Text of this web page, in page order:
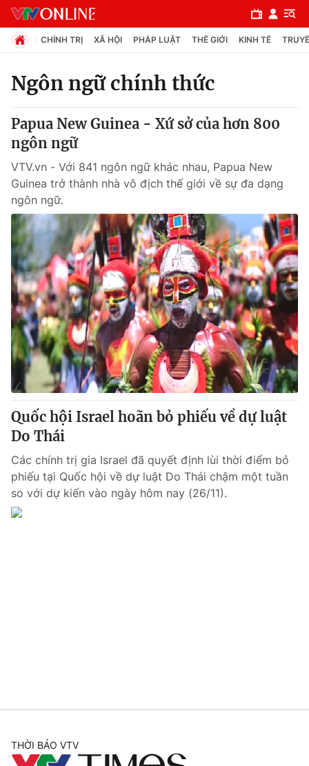
Chuyên mục
Chính trị
Xã hội
Pháp luật
Y tế
Thế giới
Tin tức
Thế giới đó đây
Câu chuyện quốc tế
Kinh tế
Tài chính
Thị trường
Góc doanh nghiệp
Dữ liệu và đời sống
Truyền hình
Hậu trường
Nhân vật
Giải trí
Điện ảnh
Âm nhạc
Đời sống
Chuyên mục khác
CHÍNH TRỊ XÃ HỘI PHÁP LUẬT THẾ GIỚI KINH TẾ
Ngôn ngữ chính thức
Papua New Guinea - Xứ sở của hơn 800
ngôn ngữ
VTV.vn - Với 841 ngôn ngữ khác nhau, Papua New
Guinea trở thành nhà vô địch thế giới về sự đa dạng
ngôn ngữ.
Quốc hội Israel hoãn bỏ phiếu về dự luật
Do Thái
Các chính trị gia Israel đã quyết định lùi thời điểm bỏ
phiếu tại Quốc hội về dự luật Do Thái chậm một tuần
so với dự kiến vào ngày hôm nay (26/11).
THỜI BÁO VTV